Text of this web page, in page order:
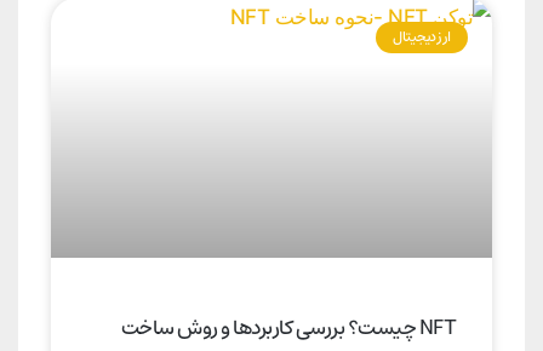
ارز دیجیتال
NFT چیست؟ بررسی کاربردها و روش ساخت